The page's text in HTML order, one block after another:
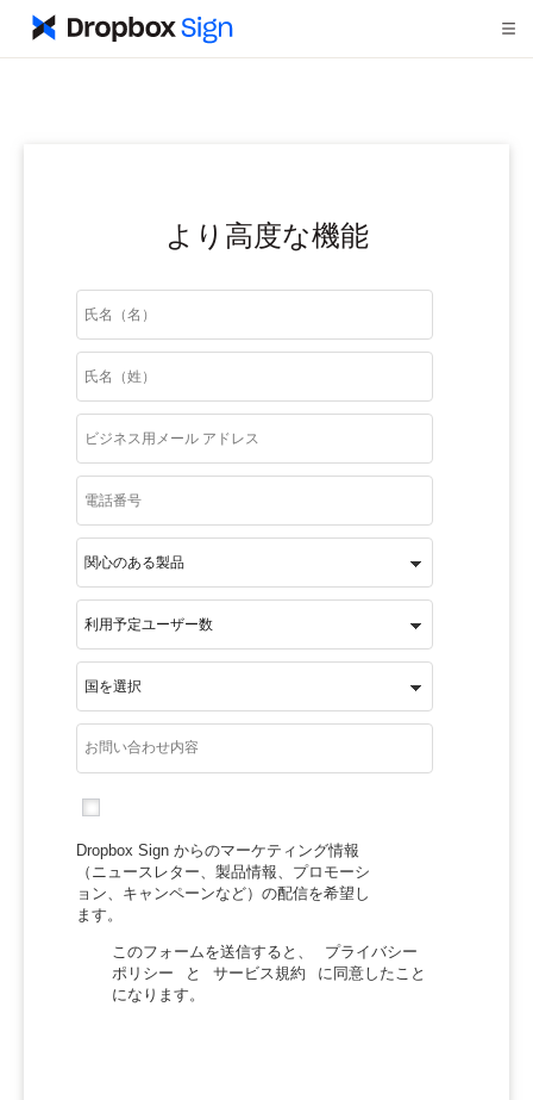
より高度な機能
Dropbox Sign からのマーケティング情報
（ニュースレター、製品情報、プロモーシ
ョン、キャンペーンなど）の配信を希望し
ます。
このフォームを送信すると、
プライバシー
ポリシー
と サービス規約
に同意したこと
になります。